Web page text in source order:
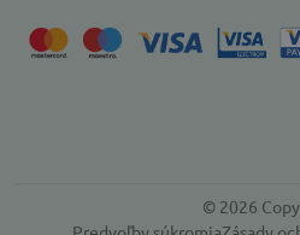
© 2026